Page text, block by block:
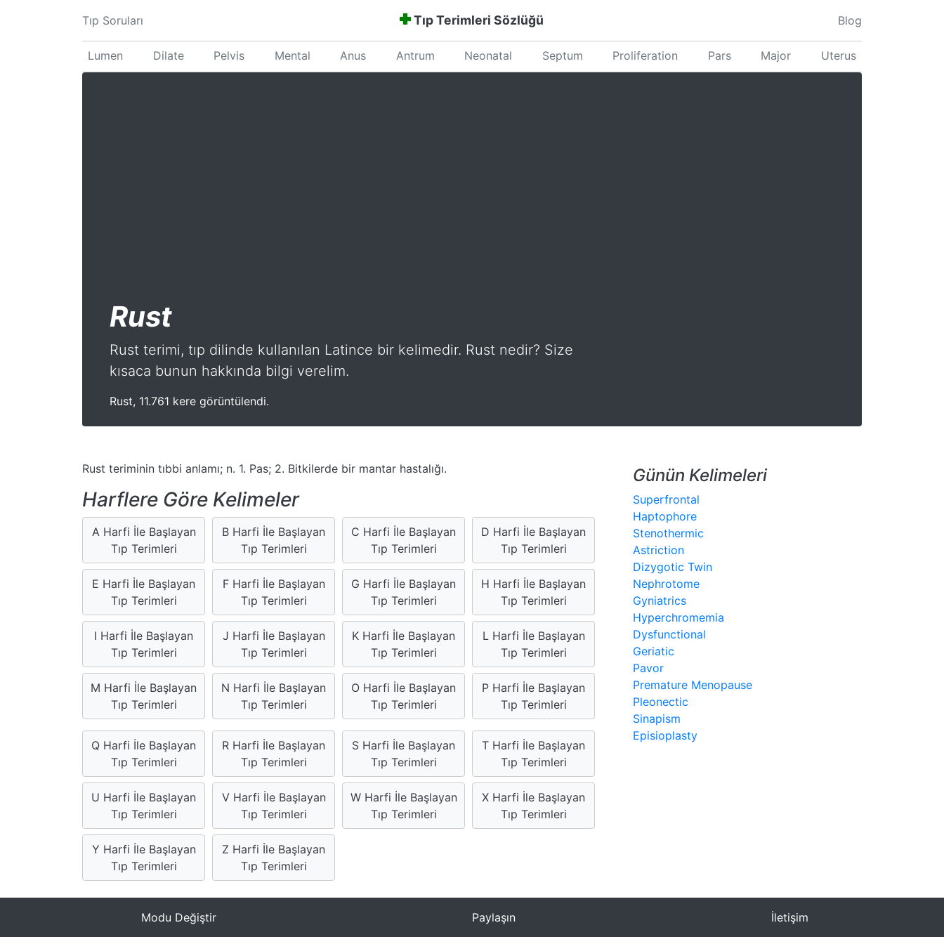
Tıp Soruları Tıp Terimleri Sözlüğü Blog
Lumen Dilate Pelvis Mental Anus Antrum Neonatal Septum Proliferation Pars Major Uterus
Rust
Rust terimi, tıp dilinde kullanılan Latince bir kelimedir. Rust nedir? Size
kısaca bunun hakkında bilgi verelim.
Rust, 11.761 kere görüntülendi.
Rust teriminin tıbbi anlamı; n. 1. Pas; 2. Bitkilerde bir mantar hastalığı.
Harflere Göre Kelimeler
A Harfi İle Başlayan
Tıp Terimleri
B Harfi İle Başlayan
Tıp Terimleri
C Harfi İle Başlayan
Tıp Terimleri
D Harfi İle Başlayan
Tıp Terimleri
E Harfi İle Başlayan
Tıp Terimleri
F Harfi İle Başlayan
Tıp Terimleri
G Harfi İle Başlayan
Tıp Terimleri
H Harfi İle Başlayan
Tıp Terimleri
I Harfi İle Başlayan
Tıp Terimleri
J Harfi İle Başlayan
Tıp Terimleri
K Harfi İle Başlayan
Tıp Terimleri
L Harfi İle Başlayan
Tıp Terimleri
M Harfi İle Başlayan
Tıp Terimleri
N Harfi İle Başlayan
Tıp Terimleri
O Harfi İle Başlayan
Tıp Terimleri
P Harfi İle Başlayan
Tıp Terimleri
Q Harfi İle Başlayan
Tıp Terimleri
R Harfi İle Başlayan
Tıp Terimleri
S Harfi İle Başlayan
Tıp Terimleri
T Harfi İle Başlayan
Tıp Terimleri
U Harfi İle Başlayan
Tıp Terimleri
V Harfi İle Başlayan
Tıp Terimleri
W Harfi İle Başlayan
Tıp Terimleri
X Harfi İle Başlayan
Tıp Terimleri
Y Harfi İle Başlayan
Tıp Terimleri
Z Harfi İle Başlayan
Tıp Terimleri
Günün Kelimeleri
Superfrontal
Haptophore
Stenothermic
Astriction
Dizygotic Twin
Nephrotome
Gyniatrics
Hyperchromemia
Dysfunctional
Geriatic
Pavor
Premature Menopause
Pleonectic
Sinapism
Episioplasty
Modu Değiştir Paylaşın İletişim